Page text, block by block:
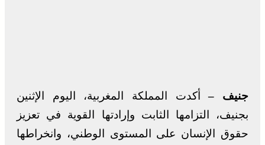
جنيف –أكدت المملكة المغربية، اليوم الإثنين
بجنيف، التزامها الثابت وإرادتها القوية في تعزيز
حقوق الإنسان على المستوى الوطني، وانخراطها